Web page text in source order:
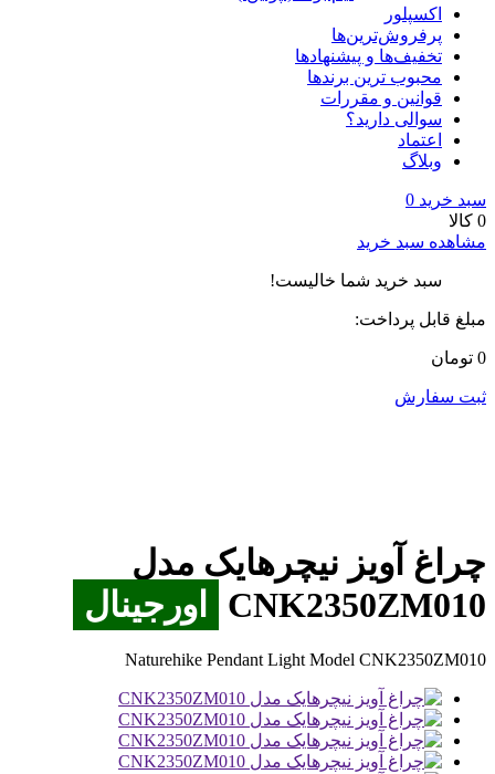
اکسپلور
پرفروش‌ترین‌ها
تخفیف‌ها و پیشنهادها
محبوب ترین برندها
قوانین و مقررات
سوالی دارید؟
اعتماد
وبلاگ
سبد خرید 0
0 کالا
مشاهده سبد خرید
سبد خرید شما خالیست!
مبلغ قابل پرداخت:
0 تومان
ثبت سفارش
چراغ آویز نیچرهایک مدل
CNK2350ZM010
اورجینال
Naturehike Pendant Light Model CNK2350ZM010